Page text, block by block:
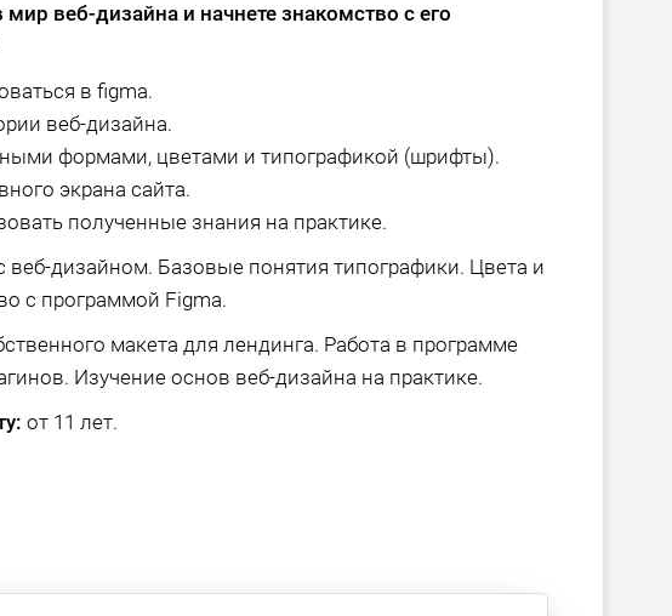
мир веб-дизайна и начнете знакомство с его
в figma.
веб-дизайна.
формами, цветами и типографикой (шрифты).
экрана сайта.
полученные знания на практике.
веб-дизайном. Базовые понятия типографики. Цвета и
с программой Figma.
макета для лендинга. Работа в программе
Изучение основ веб-дизайна на практике.
от 11 лет.